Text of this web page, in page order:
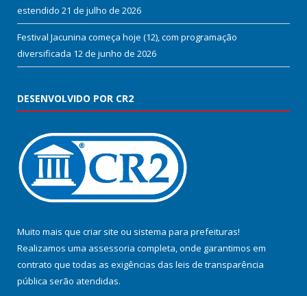
estendido 21 de julho de 2026
Festival Jacunina começa hoje (12), com programação
diversificada 12 de junho de 2026
DESENVOLVIDO POR CR2
Muito mais que criar site ou sistema para prefeituras!
Realizamos uma assessoria completa, onde garantimos em
contrato que todas as exigências das leis de transparência
pública serão atendidas.